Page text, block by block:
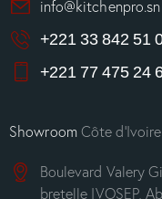
info@kitchenpro.sn
+221 33 842 51
+221 77 475 24
ShowroomCôte
Boulevard Valery
bretelle IVOSEP,